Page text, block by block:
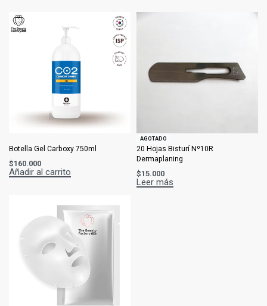
Botella Gel Carboxy 750ml
$160.000
Añadir al carrito
AGOTADO
20 Hojas Bisturí Nº10R
Dermaplaning
$15.000
Leer más